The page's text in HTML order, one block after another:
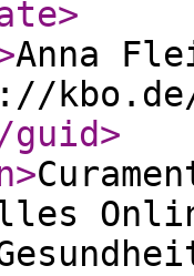
>
Anna
guid>
>